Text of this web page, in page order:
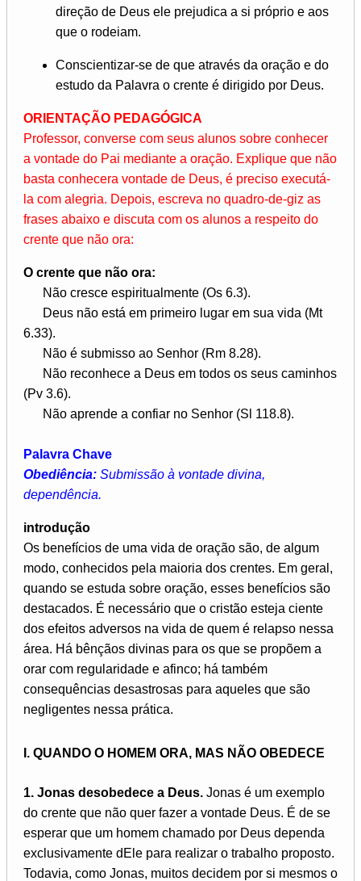
direção de Deus ele prejudica a si próprio e aos
que o rodeiam.
Conscientizar-se de que através da oração e do
estudo da Palavra o crente é dirigido por Deus.
ORIENTAÇÃO PEDAGÓGICA
Professor, converse com seus alunos sobre conhecer
a vontade do Pai mediante a oração. Explique que não
basta conhecera vontade de Deus, é preciso executá-
la com alegria. Depois, escreva no quadro-de-giz as
frases abaixo e discuta com os alunos a respeito do
crente que não ora:
O crente que não ora:
Não cresce espiritualmente (Os 6.3).
Deus não está em primeiro lugar em sua vida (Mt
6.33).
Não é submisso ao Senhor (Rm 8.28).
Não reconhece a Deus em todos os seus caminhos
(Pv 3.6).
Não aprende a confiar no Senhor (Sl 118.8).
Palavra Chave
Obediência: Submissão à vontade divina,
dependência.
introdução
Os benefícios de uma vida de oração são, de algum
modo, conhecidos pela maioria dos crentes. Em geral,
quando se estuda sobre oração, esses benefícios são
destacados. É necessário que o cristão esteja ciente
dos efeitos adversos na vida de quem é relapso nessa
área. Há bênçãos divinas para os que se propõem a
orar com regularidade e afinco; há também
consequências desastrosas para aqueles que são
negligentes nessa prática.
I. QUANDO O HOMEM ORA, MAS NÃO OBEDECE
1. Jonas desobedece a Deus. Jonas é um exemplo
do crente que não quer fazer a vontade Deus. É de se
esperar que um homem chamado por Deus dependa
exclusivamente dEle para realizar o trabalho proposto.
Todavia, como Jonas, muitos decidem por si mesmos o